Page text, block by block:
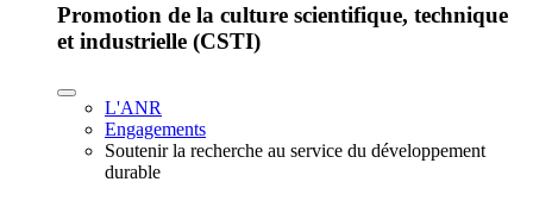
Promotion de la culture scientifique, technique
et industrielle (CSTI)
L'ANR
Engagements
Soutenir la recherche au service du développement
durable